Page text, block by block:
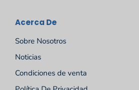
Acerca De
Sobre Nosotros
Noticias
Condiciones de venta